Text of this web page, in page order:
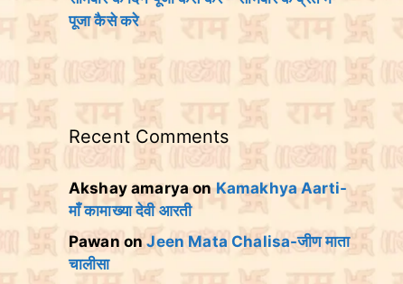
पूजा कैसे करे
Recent Comments
Akshay amaryaonKamakhya Aarti-
माँ कामाख्या देवी आरती
Pawan onJeen Mata Chalisa-जीण माता
चालीसा